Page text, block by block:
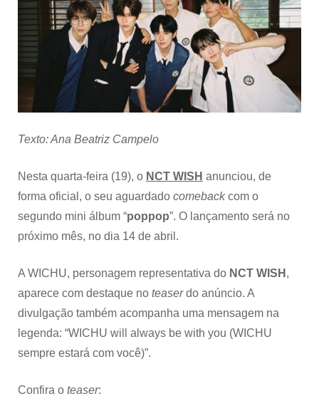
o
mini
Texto: Ana Beatriz Campelo
Nesta quarta-feira (19), o NCT WISH anunciou, de
forma oficial, o seu aguardado comebackcom o
segundo mini álbum “poppop”. O lançamento será no
próximo mês, no dia 14 de abril.
A WICHU, personagem representativa do NCT WISH ,
aparece com destaque no teaserdo anúncio. A
divulgação também acompanha uma mensagem na
legenda: “WICHU will always be with you (WICHU
sempre estará com você)”.
Confira o teaser: